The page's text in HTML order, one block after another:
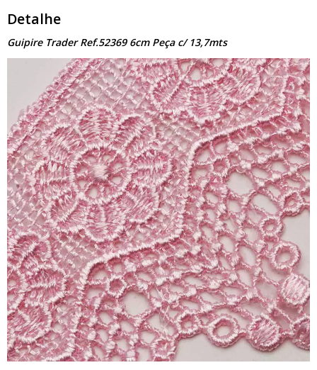
Detalhe
Guipire Trader Ref.52369 6cm Peça c/ 13,7mts